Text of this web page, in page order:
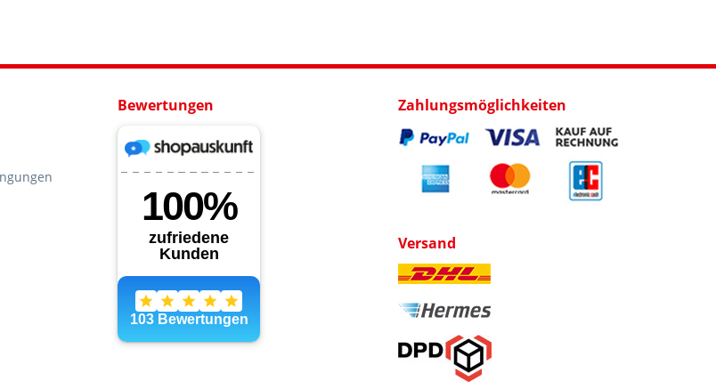
Bewertungen Zahlungsmöglichkeiten
Versand